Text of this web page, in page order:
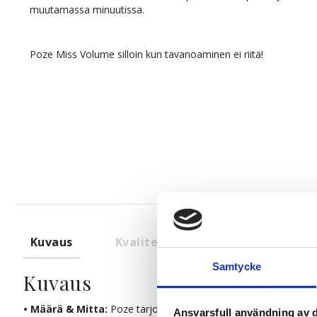
Samtycke
Ansvarsfull användning av
muutamassa minuutissa.
Poze Miss Volume silloin kun tavanoaminen ei riitä!
Kuvaus Kvalitet & Hoito
Kuvaus
• Määrä & Mitta: Poze tarjoaa sinulle markkinoiden